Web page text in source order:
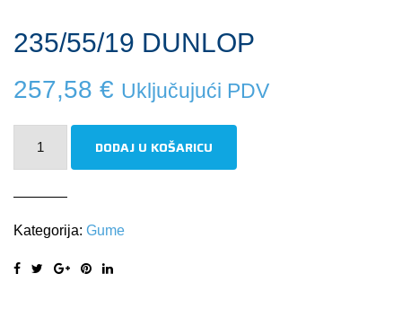
235/55/19 DUNLOP
257,58 € Uključujući PDV
DODAJ U KOŠARICU
Kategorija: Gume